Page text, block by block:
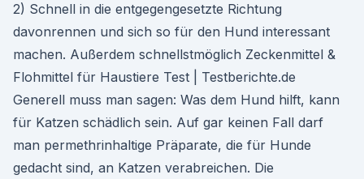
2) Schnell in die entgegengesetzte Richtung
davonrennen und sich so für den Hund interessant
machen. Außerdem schnellstmöglich Zeckenmittel &
Flohmittel für Haustiere Test | Testberichte.de
Generell muss man sagen: Was dem Hund hilft, kann
für Katzen schädlich sein. Auf gar keinen Fall darf
man permethrinhaltige Präparate, die für Hunde
gedacht sind, an Katzen verabreichen. Die